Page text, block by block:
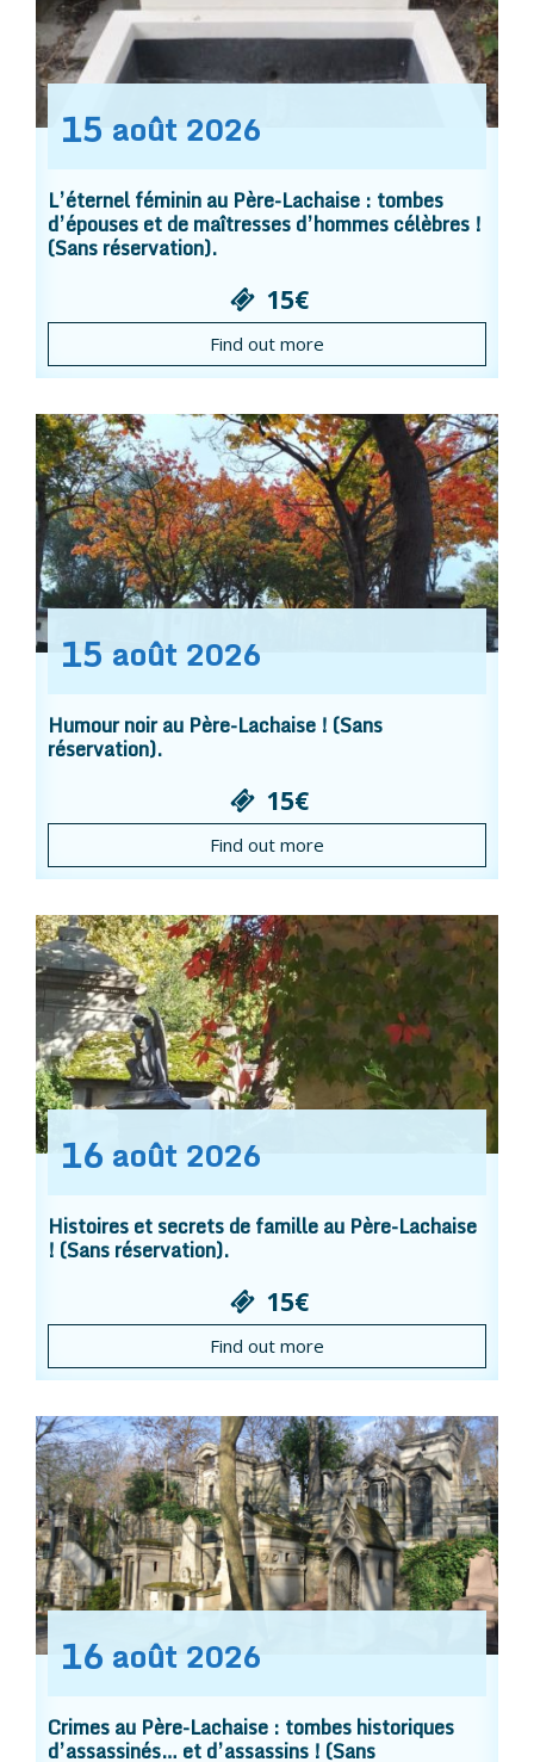
15 août 2026
L’éternel féminin au Père-Lachaise : tombes
d’épouses et de maîtresses d’hommes célèbres !
(Sans réservation).
15€
Find out more
15 août 2026
Humour noir au Père-Lachaise ! (Sans
réservation).
15€
Find out more
16 août 2026
Histoires et secrets de famille au Père-Lachaise
! (Sans réservation).
15€
Find out more
16 août 2026
Crimes au Père-Lachaise : tombes historiques
d’assassinés… et d’assassins ! (Sans